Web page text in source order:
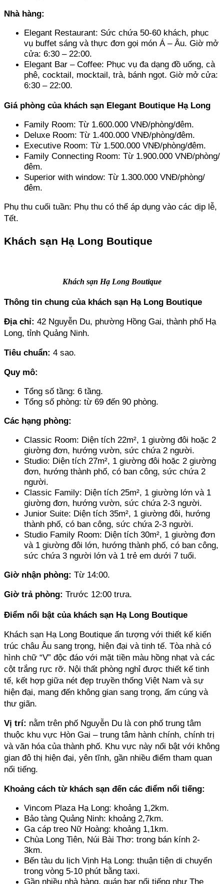
Nhà hàng:
Elegant Restaurant: Sức chứa 50-60 khách, phục
vụ buffet sáng và thực đơn gọi món Á – Âu. Giờ mở
cửa: 6:30 – 22:00.
Elegant Bar – Coffee: Phục vụ đa dạng đồ uống, cà
phê, cocktail, mocktail, trà, bánh ngọt. Giờ mở cửa:
6:30 – 22:00.
Giá phòng của khách sạn Elegant Boutique Hạ Long
Family Room: Từ 1.600.000 VNĐ/phòng/đêm.
Deluxe Room: Từ 1.400.000 VNĐ/phòng/đêm.
Executive Room: Từ 1.500.000 VNĐ/phòng/đêm.
Family Connecting Room: Từ 1.900.000 VNĐ/phòng/
đêm.
Superior with window: Từ 1.300.000 VNĐ/phòng/
đêm.
Phụ thu cuối tuần: Phụ thu có thể áp dụng vào các dịp lễ,
Tết.
Khách sạn Hạ Long Boutique
Khách sạn Hạ Long Boutique
Thông tin chung của khách sạn Hạ Long Boutique
Địa chỉ: 42 Nguyễn Du, phường Hồng Gai, thành phố Hạ
Long, tỉnh Quảng Ninh.
Tiêu chuẩn: 4 sao.
Quy mô:
Tổng số tầng: 6 tầng.
Tổng số phòng: từ 69 đến 90 phòng.
Các hạng phòng:
Classic Room: Diện tích 22m², 1 giường đôi hoặc 2
giường đơn, hướng vườn, sức chứa 2 người.
Studio: Diện tích 27m², 1 giường đôi hoặc 2 giường
đơn, hướng thành phố, có ban công, sức chứa 2
người.
Classic Family: Diện tích 25m², 1 giường lớn và 1
giường đơn, hướng vườn, sức chứa 2-3 người.
Junior Suite: Diện tích 35m², 1 giường đôi, hướng
thành phố, có ban công, sức chứa 2-3 người.
Studio Family Room: Diện tích 30m², 1 giường đơn
và 1 giường đôi lớn, hướng thành phố, có ban công,
sức chứa 3 người lớn và 1 trẻ em dưới 7 tuổi.
Giờ nhận phòng: Từ 14:00.
Giờ trả phòng: Trước 12:00 trưa.
Điểm nổi bật của khách sạn Hạ Long Boutique
Khách sạn Hạ Long Boutique ấn tượng với thiết kế kiến
trúc châu Âu sang trọng, hiện đại và tinh tế. Tòa nhà có
hình chữ “V” độc đáo với mặt tiền màu hồng nhạt và các
cột trắng rực rỡ. Nội thất phòng nghỉ được thiết kế tinh
tế, kết hợp giữa nét đẹp truyền thống Việt Nam và sự
hiện đại, mang đến không gian sang trọng, ấm cúng và
thư giãn.
Vị trí: nằm trên phố Nguyễn Du là con phố trung tâm
thuộc khu vực Hòn Gai – trung tâm hành chính, chính trị
và văn hóa của thành phố. Khu vực này nổi bật với không
gian đô thị hiện đại, yên tĩnh, gần nhiều điểm tham quan
nổi tiếng.
Khoảng cách từ khách sạn đến các điểm nổi tiếng:
Vincom Plaza Hạ Long: khoảng 1,2km.
Bảo tàng Quảng Ninh: khoảng 2,7km.
Ga cáp treo Nữ Hoàng: khoảng 1,1km.
Chùa Long Tiên, Núi Bài Thơ: trong bán kính 2-
3km.
Bến tàu du lịch Vịnh Hạ Long: thuận tiện di chuyển
trong vòng 5-10 phút bằng taxi.
Gần nhiều nhà hàng, quán bar nổi tiếng như The